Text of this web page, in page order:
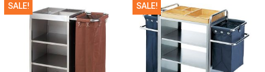
SALE! SALE!